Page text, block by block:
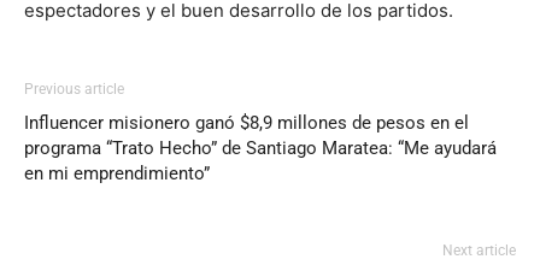
espectadores y el buen desarrollo de los partidos.
Previous article
Influencer misionero ganó $8,9 millones de pesos en el
programa “Trato Hecho” de Santiago Maratea: “Me ayudará
en mi emprendimiento”
Next article